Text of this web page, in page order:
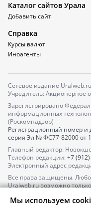
Каталог сайтов Урала
Добавить сайт
Справка
Курсы валют
Иноагенты
Сетевое издание
Учредитель: Акционерное
Зарегистрировано
информационных
(Роскомнадзор)
Регистрационный номер и
серия Эл № ФС77-82000от
Главный редактор:
Телефон редакции: +7
Электронный адрес
Все права защищены.
Uralweb.ru возможно
По вопросам размещения
Мы используем